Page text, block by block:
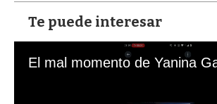
Te puede interesar